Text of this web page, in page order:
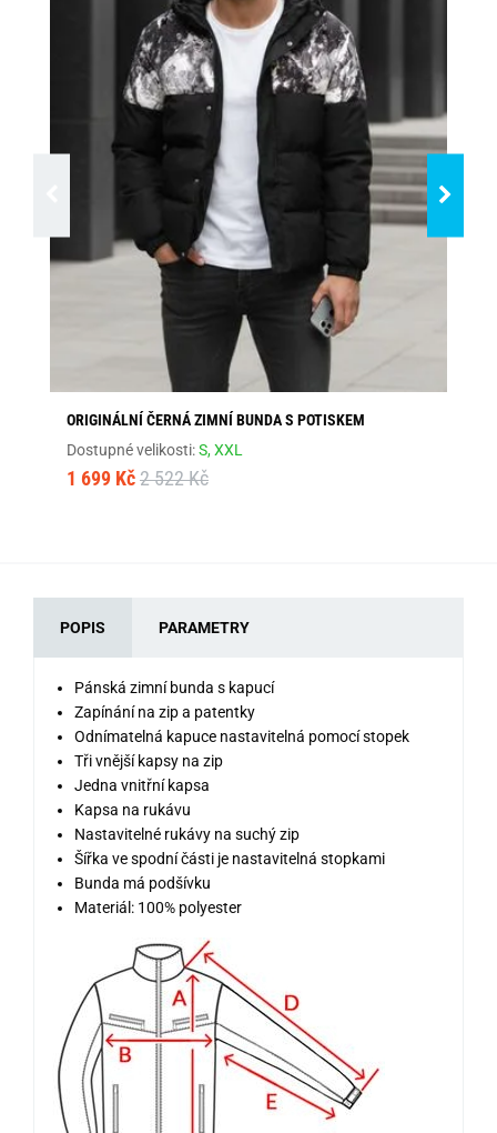
ORIGINÁLNÍ ČERNÁ ZIMNÍ BUNDA S POTISKEM
Dostupné velikosti:S,XXL
1 699 Kč 2 522 Kč
POPIS PARAMETRY
Pánská zimní bunda s kapucí
Zapínání na zip a patentky
Odnímatelná kapuce nastavitelná pomocí stopek
Tři vnější kapsy na zip
Jedna vnitřní kapsa
Kapsa na rukávu
Nastavitelné rukávy na suchý zip
Šířka ve spodní části je nastavitelná stopkami
Bunda má podšívku
Materiál: 100% polyester